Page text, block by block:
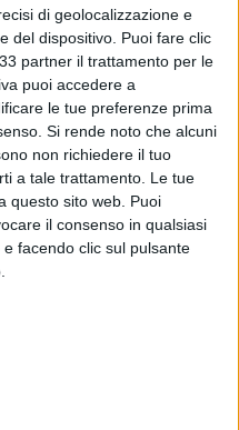
di geolocalizzazione e
del dispositivo. Puoi fare clic
partner il trattamento per le
puoi accedere a
le tue preferenze prima
Si rende noto che alcuni
non richiedere il tuo
a tale trattamento. Le tue
questo sito web. Puoi
il consenso in qualsiasi
facendo clic sul pulsante
tradizionale in città.
45 FOTO